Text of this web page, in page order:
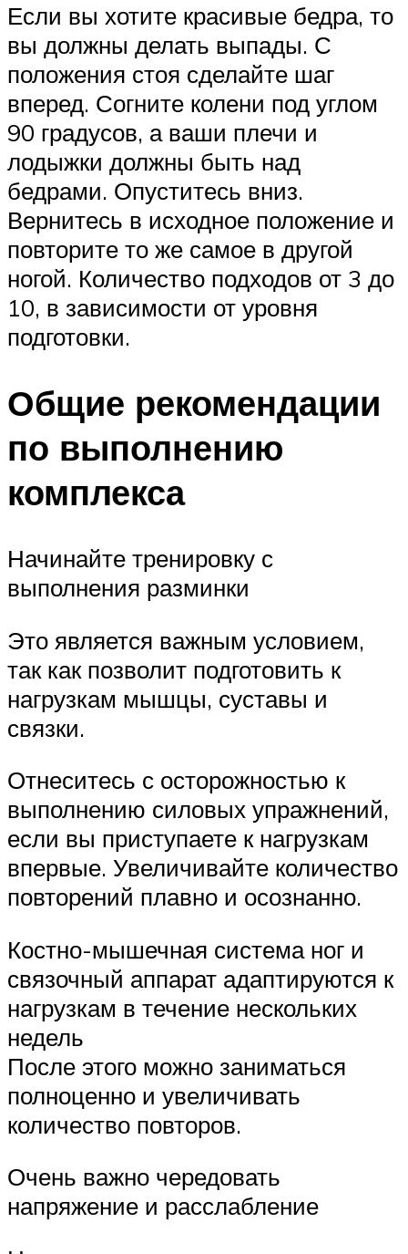
Если вы хотите красивые бедра, то
вы должны делать выпады. С
положения стоя сделайте шаг
вперед. Согните колени под углом
90 градусов, а ваши плечи и
лодыжки должны быть над
бедрами. Опуститесь вниз.
Вернитесь в исходное положение и
повторите то же самое в другой
ногой. Количество подходов от 3 до
10, в зависимости от уровня
подготовки.
Общие рекомендации
по выполнению
комплекса
Начинайте тренировку с
выполнения разминки
Это является важным условием,
так как позволит подготовить к
нагрузкам мышцы, суставы и
связки.
Отнеситесь с осторожностью к
выполнению силовых упражнений,
если вы приступаете к нагрузкам
впервые. Увеличивайте количество
повторений плавно и осознанно.
Костно-мышечная система ног и
связочный аппарат адаптируются к
нагрузкам в течение нескольких
недель
После этого можно заниматься
полноценно и увеличивать
количество повторов.
Очень важно чередовать
напряжение и расслабление